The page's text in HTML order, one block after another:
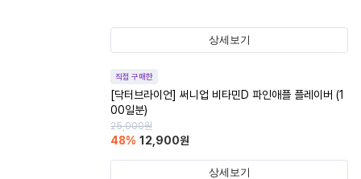
상세보기
직접 구매한
[닥터브라이언] 써니업 비타민D 파인애플 플레이버 (1
00일분)
25,000원
48% 12,900원
상세보기